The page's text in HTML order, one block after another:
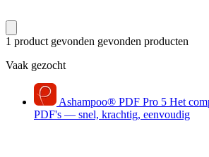
1 product gevonden gevonden producten
Vaak gezocht
Ashampoo® PDF Pro 5 Het
PDF's — snel, krachtig, eenvoudig